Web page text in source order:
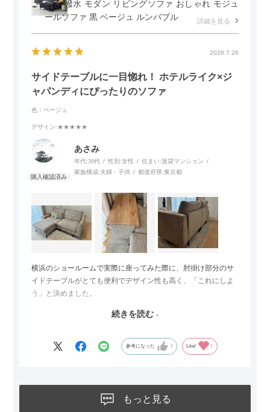
付き 撥水 モダン リビングソファ おしゃれ モジュ
ールソファ 黒 ベージュ ルンバブル
詳細を見る
2026.7.26
サイドテーブルに一目惚れ！ ホテルライク×ジ
ャパンディにぴったりのソファ
色：ベージュ
デザイン:★★★★★
あさみ
年代:30代 性別:女性 住まい:賃貸マンション
家族構成:夫婦・子供 都道府県:東京都
横浜のショールームで実際に座ってみた際に、肘掛け部分のサ
イドテーブルがとても便利でデザイン性も高く、「これにしよ
う」と決めました。
サイズは2.5人掛けですが、幅184cmとコンパクトなので圧迫感
グとのバランスもぴったりで、リビング全体がすっきり見えま
ないのもお気に入りのポイントです。さらに、わが家はソファ
の後ろ側を通ることも多い間取りなので、背面まできれいに仕
続きを読む
参考になった Like!
もっと見る